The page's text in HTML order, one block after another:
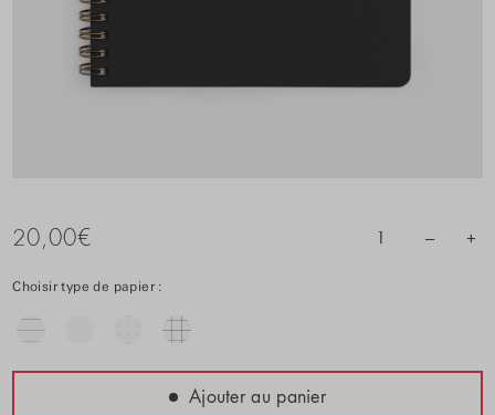
20,00€ 1 – +
Choisir type de papier :
Ajouter au panier